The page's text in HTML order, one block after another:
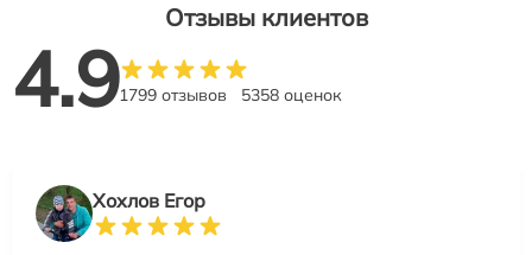
Отзывы клиентов
4.91799 отзывов 5358 оценок
Хохлов Егор